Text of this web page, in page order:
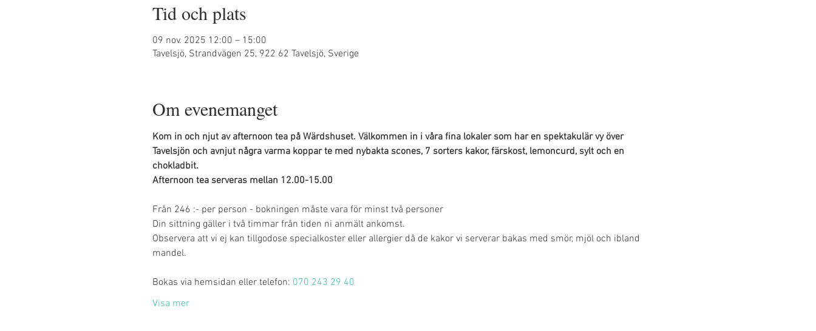
Tid och plats
09 nov. 2025 12:00 – 15:00
Tavelsjö, Strandvägen 25, 922 62 Tavelsjö, Sverige
Om evenemanget
Kom in och njut av afternoon tea på Wärdshuset. Välkommen in i våra fina lokaler som har en spektakulär vy över
Tavelsjön och avnjut några varma koppar te med nybakta scones, 7 sorters kakor, färskost, lemoncurd, sylt och en
chokladbit.
Afternoon tea serveras mellan 12.00-15.00
Från 246 :- per person - bokningen måste vara för minst två personer
Din sittning gäller i två timmar från tiden ni anmält ankomst.
Observera att vi ej kan tillgodose specialkoster eller allergier då de kakor vi serverar bakas med smör, mjöl och ibland
mandel.
Bokas via hemsidan eller telefon: 070 243 29 40
Visa mer